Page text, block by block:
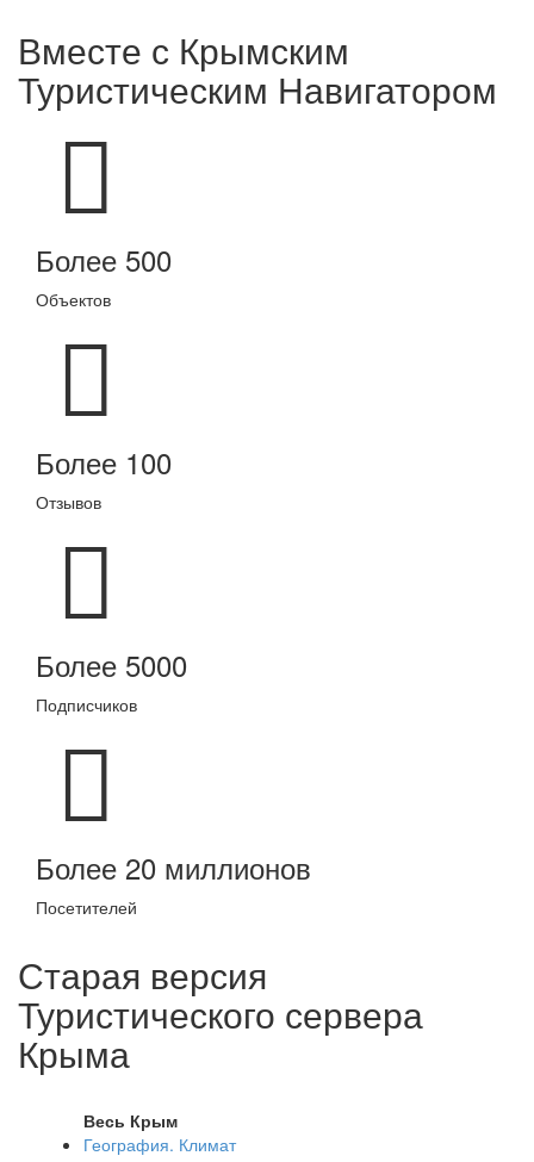
Вместе с Крымским
Туристическим Навигатором
Более 500
Объектов
Более 100
Отзывов
Более 5000
Подписчиков
Более 20 миллионов
Посетителей
Старая версия
Туристического сервера
Крыма
Весь Крым
География. Климат